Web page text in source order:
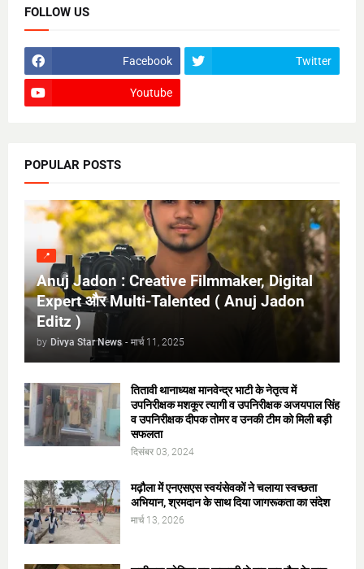
FOLLOW US
Facebook Twitter
Youtube
POPULAR POSTS
📍
Anuj Jadon : Creative Filmmaker, Digital
Expert और Multi-Talented ( Anuj Jadon
Editz )
by Divya Star News - मार्च 11, 2025
तितावी थानाध्यक्ष मानवेन्द्र भाटी के नेतृत्व में
उपनिरीक्षक मशकूर त्यागी व उपनिरीक्षक अजयपाल सिंह
व उपनिरीक्षक दीपक तोमर व उनकी टीम को मिली बड़ी
सफलता
दिसंबर 03, 2024
मढ़ौला में एनएसएस स्वयंसेवकों ने चलाया स्वच्छता
अभियान, श्रमदान के साथ दिया जागरूकता का संदेश
मार्च 13, 2026